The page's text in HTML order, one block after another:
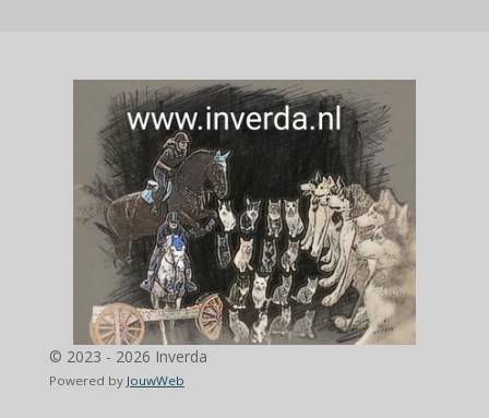
© 2023 - 2026 Inverda
Powered by JouwWeb